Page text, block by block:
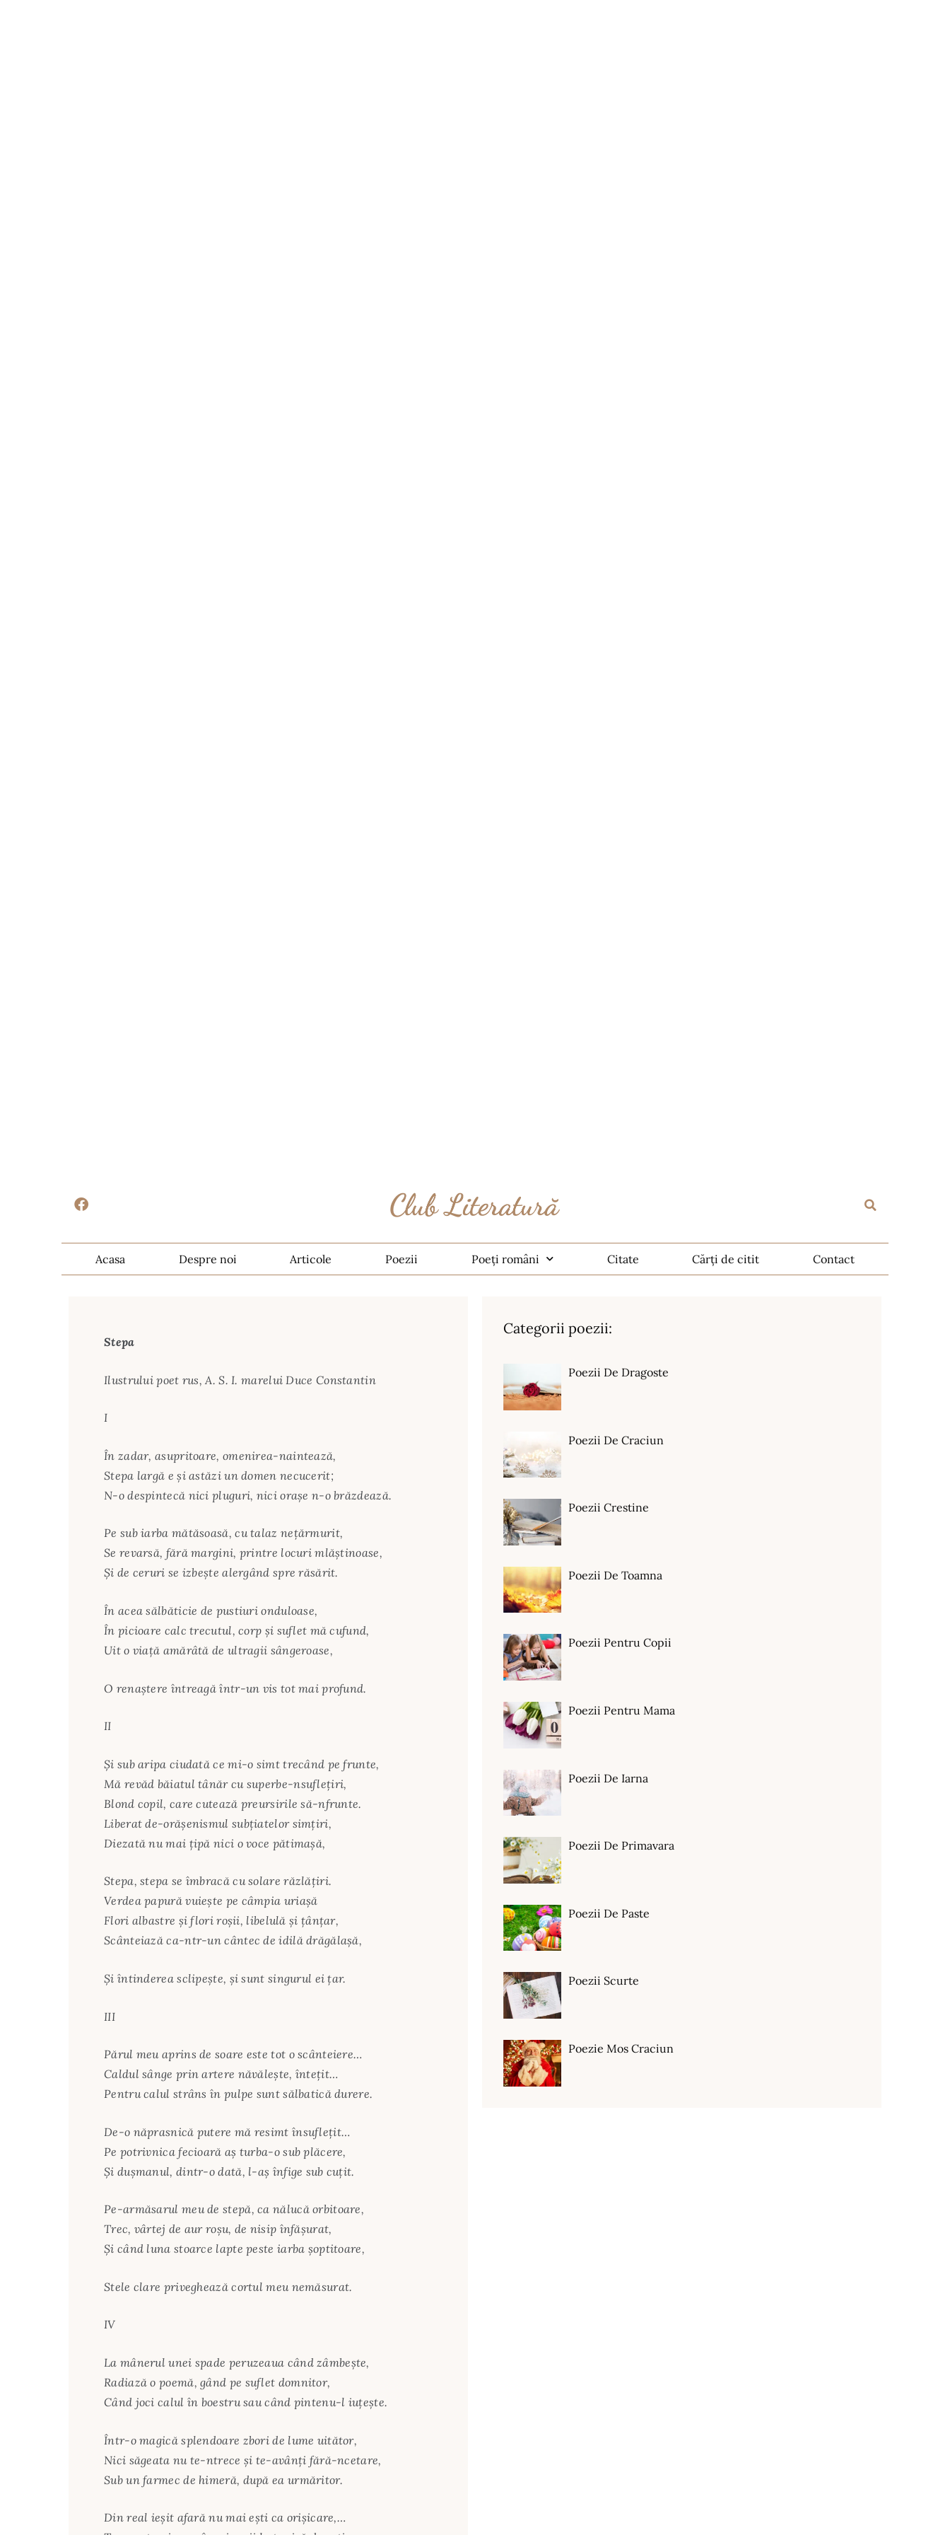
Acasa Despre noi Articole Poezii Poeți români Citate Cărți de citit Contact
Stepa
Ilustrului poet rus, A. S. I. marelui Duce Constantin
I
În zadar, asupritoare, omenirea-naintează,
Stepa largă e şi astăzi un domen necucerit;
N-o despintecă nici pluguri, nici oraşe n-o brăzdează.
Pe sub iarba mătăsoasă, cu talaz neţărmurit,
Se revarsă, fără margini, printre locuri mlăştinoase,
Şi de ceruri se izbeşte alergând spre răsărit.
În acea sălbăticie de pustiuri onduloase,
În picioare calc trecutul, corp şi suflet mă cufund,
Uit o viaţă amărâtă de ultragii sângeroase,
O renaştere întreagă într-un vis tot mai profund.
II
Şi sub aripa ciudată ce mi-o simt trecând pe frunte,
Mă revăd băiatul tânăr cu superbe-nsufleţiri,
Blond copil, care cutează preursirile să-nfrunte.
Liberat de-orăşenismul subţiatelor simţiri,
Diezată nu mai ţipă nici o voce pătimaşă,
Stepa, stepa se îmbracă cu solare răzlăţiri.
Verdea papură vuieşte pe câmpia uriaşă
Flori albastre şi flori roşii, libelulă şi ţânţar,
Scânteiază ca-ntr-un cântec de idilă drăgălaşă,
Şi întinderea sclipeşte, şi sunt singurul ei ţar.
III
Părul meu aprins de soare este tot o scânteiere…
Caldul sânge prin artere năvăleşte, înteţit…
Pentru calul strâns în pulpe sunt sălbatică durere.
De-o năprasnică putere mă resimt însufleţit…
Pe potrivnica fecioară aş turba-o sub plăcere,
Şi duşmanul, dintr-o dată, l-aş înfige sub cuţit.
Pe-armăsarul meu de stepă, ca nălucă orbitoare,
Trec, vârtej de aur roşu, de nisip înfăşurat,
Şi când luna stoarce lapte peste iarba şoptitoare,
Stele clare priveghează cortul meu nemăsurat.
IV
La mânerul unei spade peruzeaua când zâmbeşte,
Radiază o poemă, gând pe suflet domnitor,
Când joci calul în boestru sau când pintenu-l iuţeşte.
Într-o magică splendoare zbori de lume uitător,
Nici săgeata nu te-ntrece şi te-avânţi fără-ncetare,
Sub un farmec de himeră, după ea urmăritor.
Din real ieşit afară nu mai eşti ca orişicare,…
Categorii poezii:
Poezii De Dragoste
Poezii De Craciun
Poezii Crestine
Poezii De Toamna
Poezii Pentru Copii
Poezii Pentru Mama
Poezii De Iarna
Poezii De Primavara
Poezii De Paste
Poezii Scurte
Poezie Mos Craciun